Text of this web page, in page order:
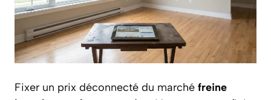
Fixer un prix déconnecté du marché freine